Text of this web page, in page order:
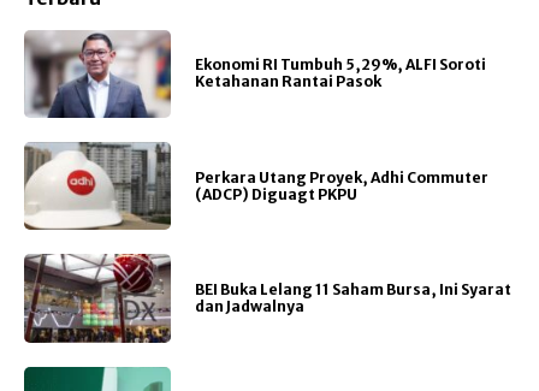
Ekonomi RI Tumbuh 5,29%, ALFI Soroti
Ketahanan Rantai Pasok
Perkara Utang Proyek, Adhi Commuter
(ADCP) Diguagt PKPU
BEI Buka Lelang 11 Saham Bursa, Ini Syarat
dan Jadwalnya